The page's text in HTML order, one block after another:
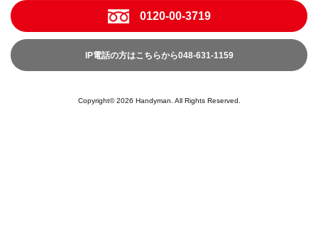
0120-00-3719
IP電話の方はこちらから048-631-1159
Copyright© 2026 Handyman. All Rights Reserved.